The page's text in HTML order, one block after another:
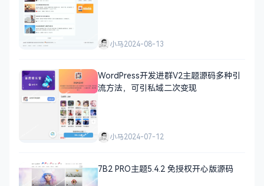
小马2024-08-13
WordPress开发进群V2主题源码多种引
流方法，可引私域二次变现
小马2024-07-12
7B2 PRO主题5.4.2 免授权开心版源码